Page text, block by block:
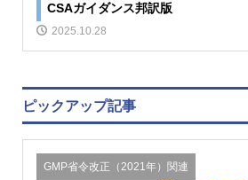
CSAガイダンス邦訳版
2025.10.28
ピックアップ記事
GMP省令改正（2021年）関連